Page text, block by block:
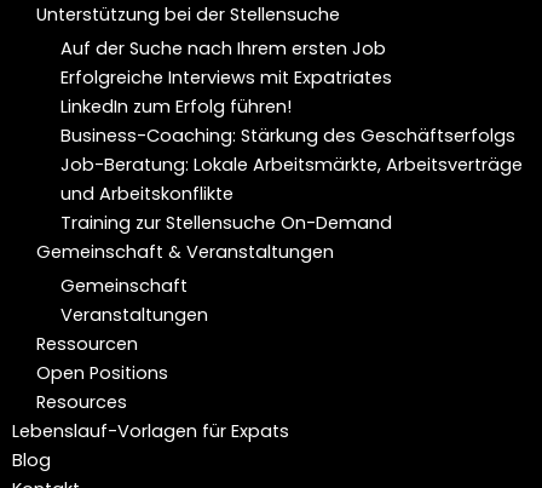
Unterstützung bei der Stellensuche
Auf der Suche nach Ihrem ersten Job
Erfolgreiche Interviews mit Expatriates
LinkedIn zum Erfolg führen!
Business-Coaching: Stärkung des Geschäftserfolgs
Job-Beratung: Lokale Arbeitsmärkte, Arbeitsverträge
und Arbeitskonflikte
Training zur Stellensuche On-Demand
Gemeinschaft & Veranstaltungen
Gemeinschaft
Veranstaltungen
Ressourcen
Open Positions
Resources
Lebenslauf-Vorlagen für Expats
Blog